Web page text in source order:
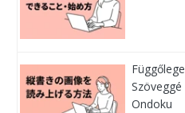
Ondoku